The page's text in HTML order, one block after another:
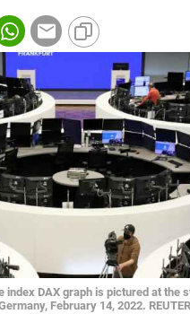
index DAX graph is pictured at the
February 14, 2022.